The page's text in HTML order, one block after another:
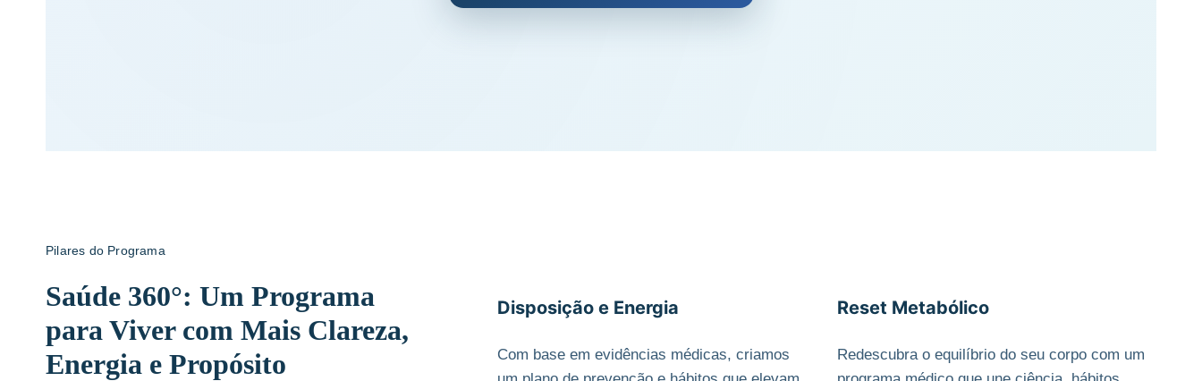
Pilares do Programa
Saúde 360°: Um Programa
para Viver com Mais Clareza,
Energia e Propósito
Disposição e Energia
Com base em evidências médicas, criamos
Reset Metabólico
Redescubra o equilíbrio do seu corpo com um